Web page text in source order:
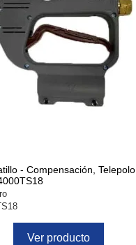
- Compensación, Telepolo,
Ver producto